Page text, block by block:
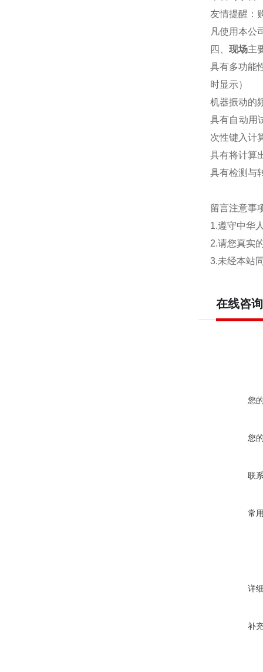
友情提醒：
凡使用本公
四、 现场主
具有多功能
时显示）
机器振动的
具有自动用
次性键入计
具有将计算
具有检测与
留言注意事
1.遵守中华
2.请您真实
3.未经本站
在线咨询
您
您
联
常
详
补